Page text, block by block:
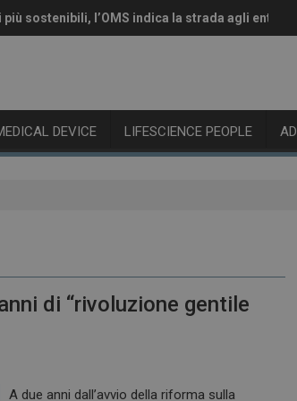
più sostenibili, l’OMS indica la strada agli enti
Covid, il CHMP raccomanda l’aggiornamento
DEVICE LIFESCIENCE PEOPLE
di “rivoluzione gentile
A due anni dall’avvio della riforma sulla